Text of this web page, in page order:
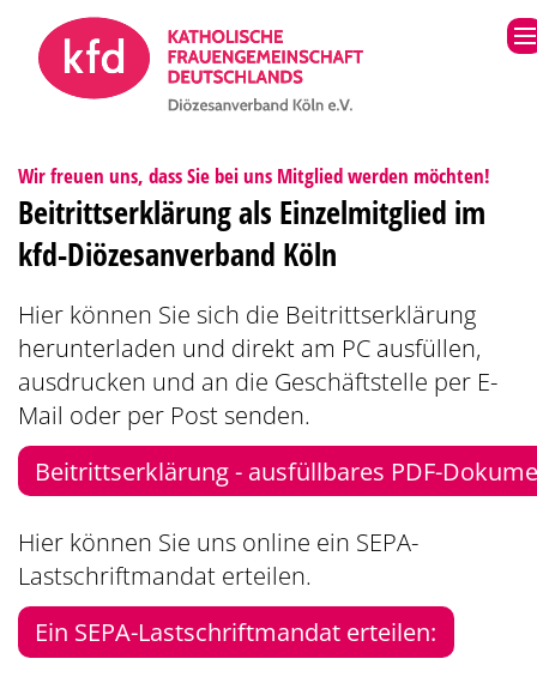
Zum Inhalt springen
Wir freuen uns, dass Sie bei uns Mitglied werden möchten!
Beitrittserklärung als Einzelmitglied im
kfd-Diözesanverband Köln
Hier können Sie sich die Beitrittserklärung
herunterladen und direkt am PC ausfüllen,
ausdrucken und an die Geschäftstelle per E-
Mail oder per Post senden.
Beitrittserklärung - ausfüllbares PDF-
Hier können Sie uns online ein SEPA-
Lastschriftmandat erteilen.
Ein SEPA-Lastschriftmandat erteilen: